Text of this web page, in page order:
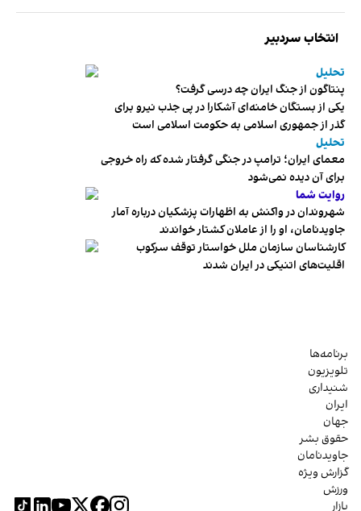
انتخاب سردبیر
تحلیل
پنتاگون از جنگ ایران چه درسی گرفت؟
یکی از بستگان خامنه‌ای آشکارا در پی جذب نیرو برای
گذر از جمهوری اسلامی به حکومت اسلامی است
تحلیل
معمای ایران؛ ترامپ در جنگی گرفتار شده که راه خروجی
برای آن دیده نمی‌شود
روایت شما
شهروندان در واکنش به اظهارات پزشکیان درباره آمار
جاویدنامان، او را از عاملان کشتار خواندند
کارشناسان سازمان ملل خواستار توقف سرکوب
اقلیت‌های اتنیکی در ایران شدند
برنامه‌ها
تلویزیون
شنیداری
ایران
جهان
حقوق بشر
جاویدنامان
گزارش ویژه
ورزش
بازار